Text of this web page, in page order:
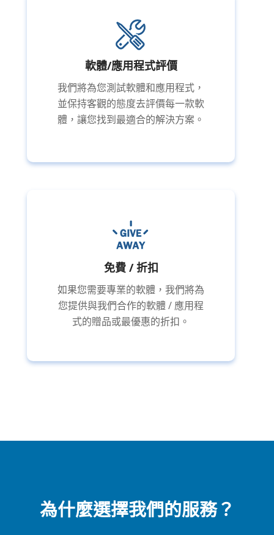
軟體/應用程式評價
我們將為您測試軟體和應用程式，
並保持客觀的態度去評價每一款軟
體，讓您找到最適合的解決方案。
免費 / 折扣
如果您需要專業的軟體，我們將為
您提供與我們合作的軟體 / 應用程
式的贈品或最優惠的折扣。
為什麼選擇我們的服務？